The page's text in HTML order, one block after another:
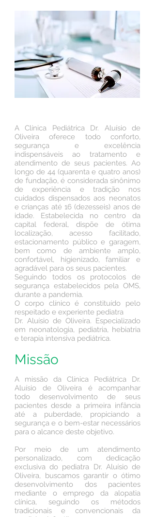
A Clínica Pediátrica Dr. Aluísio de
Oliveira oferece todo conforto,
segurança e excelência
indispensáveis ao tratamento e
atendimento de seus pacientes. Ao
longo de 44 (quarenta e quatro anos)
de fundação, é considerada sinônimo
de experiência e tradição nos
cuidados dispensados aos neonatos
e crianças até 16 (dezesseis) anos de
idade. Estabelecida no centro da
capital federal, dispõe de ótima
localização, acesso facilitado,
estacionamento público e garagem,
bem como de ambiente amplo,
confortável, higienizado, familiar e
agradável para os seus pacientes.
Seguindo todos os protocolos de
segurança estabelecidos pela OMS,
durante a pandemia.
O corpo clínico é constituído pelo
respeitado e experiente pediatra
Dr. Aluísio de Oliveira. Especializado
em neonatologia, pediatria, hebiatria
e terapia intensiva pediátrica.
Missão
A missão da Clínica Pediátrica Dr.
Aluísio de Oliveira é acompanhar
todo desenvolvimento de seus
pacientes desde a primeira infância
até a puberdade, propiciando a
segurança e o bem-estar necessários
para o alcance deste objetivo.
Por meio de um atendimento
personalizado, com dedicação
exclusiva do pediatra Dr. Aluísio de
Oliveira, buscamos garantir o ótimo
desenvolvimento dos pacientes
mediante o emprego da alopatia
clínica, seguindo os métodos
tradicionais e convencionais da